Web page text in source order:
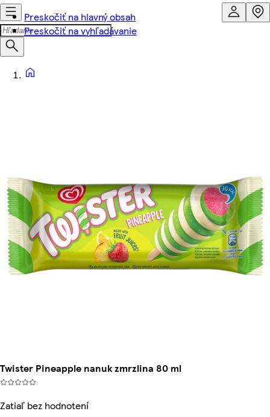
Preskočiť na hlavný obsah
Preskočiť na vyhľadávanie
Twister Pineapple nanuk zmrzlina 80 ml
Zatiaľ bez hodnotení